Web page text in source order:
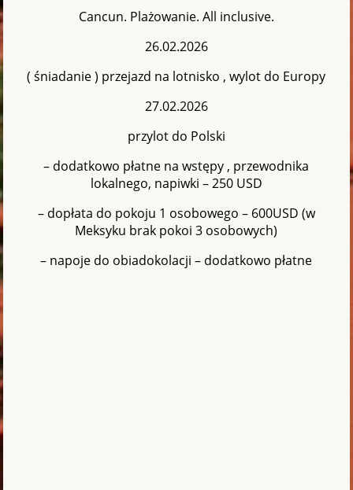
Cancun. Plażowanie. All inclusive.
26.02.2026
( śniadanie ) przejazd na lotnisko , wylot do Europy
27.02.2026
przylot do Polski
– dodatkowo płatne na wstępy , przewodnika
lokalnego, napiwki – 250 USD
– dopłata do pokoju 1 osobowego – 600USD (w
Meksyku brak pokoi 3 osobowych)
– napoje do obiadokolacji – dodatkowo płatne